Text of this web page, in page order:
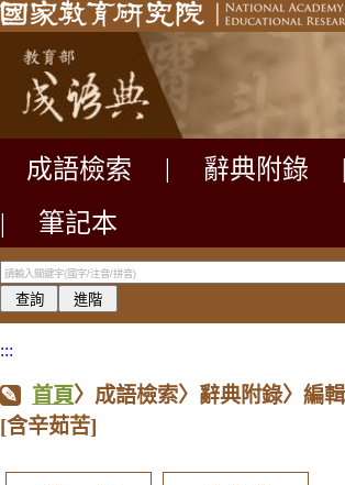
成語檢索 辭典附錄
|
筆記本
:::
首頁〉成語檢索〉辭典附錄〉編輯
[含辛茹苦]